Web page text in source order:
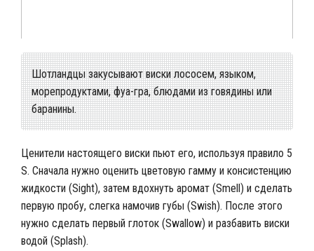
Шотландцы закусывают виски лососем, языком,
морепродуктами, фуа-гра, блюдами из говядины или
баранины.
Ценители настоящего виски пьют его, используя правило 5
S. Сначала нужно оценить цветовую гамму и консистенцию
жидкости (Sight), затем вдохнуть аромат (Smell) и сделать
первую пробу, слегка намочив губы (Swish). После этого
нужно сделать первый глоток (Swallow) и разбавить виски
водой (Splash).